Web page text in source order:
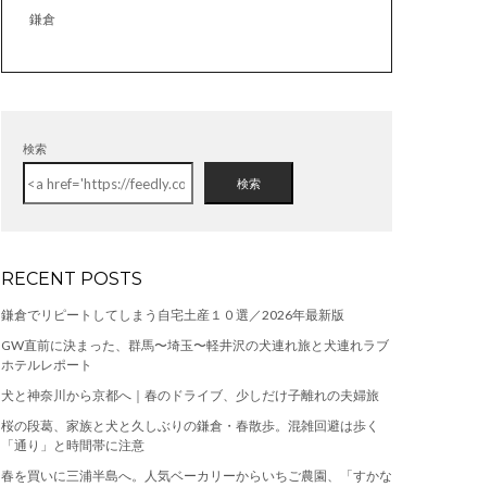
鎌倉
検索
検索
RECENT POSTS
鎌倉でリピートしてしまう自宅土産１０選／2026年最新版
GW直前に決まった、群馬〜埼玉〜軽井沢の犬連れ旅と犬連れラブ
ホテルレポート
犬と神奈川から京都へ｜春のドライブ、少しだけ子離れの夫婦旅
桜の段葛、家族と犬と久しぶりの鎌倉・春散歩。混雑回避は歩く
「通り」と時間帯に注意
春を買いに三浦半島へ。人気ベーカリーからいちご農園、「すかな